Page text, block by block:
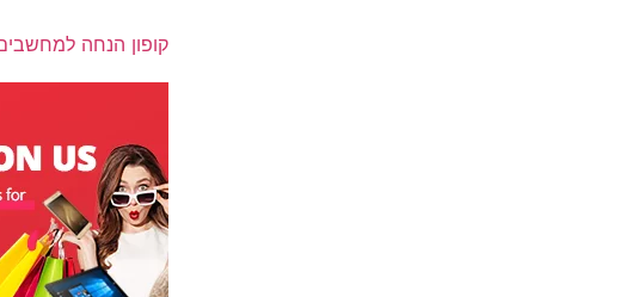
קופון הנחה למחשבים